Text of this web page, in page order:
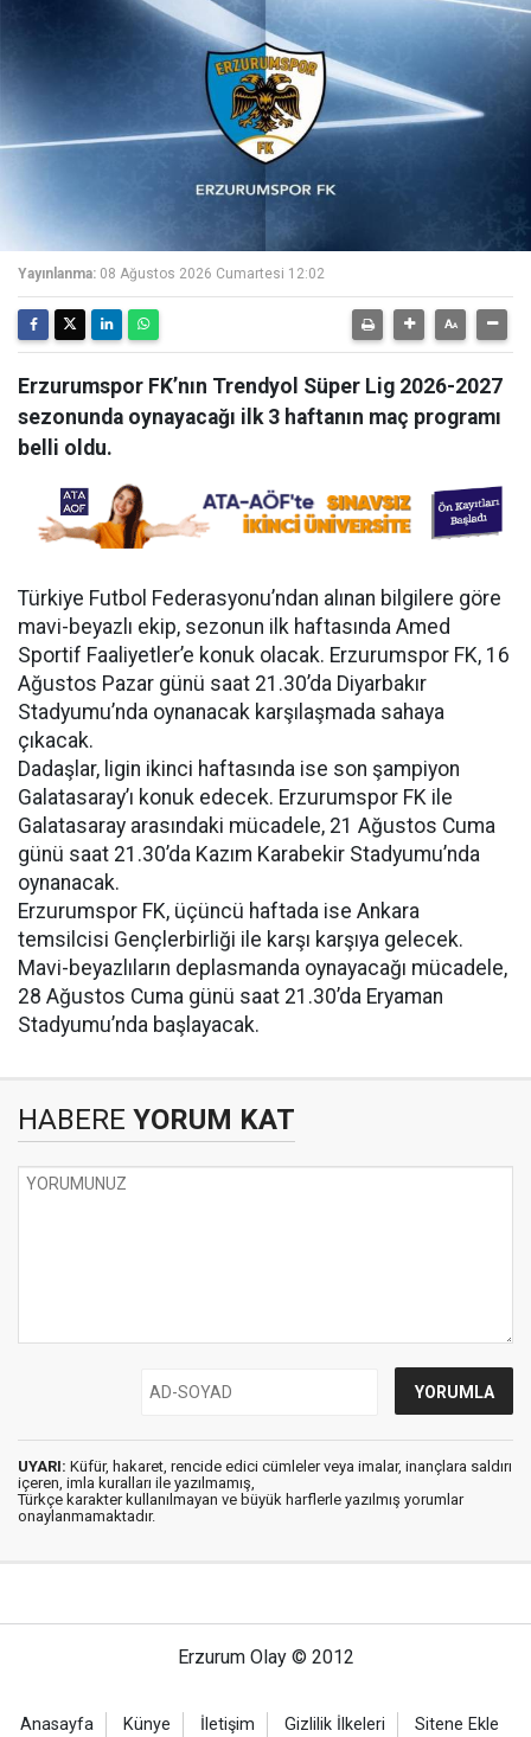
Yayınlanma: 08 Ağustos 2026 Cumartesi 12:02
Erzurumspor FK’nın Trendyol Süper Lig 2026-2027
sezonunda oynayacağı ilk 3 haftanın maç programı
belli oldu.
Türkiye Futbol Federasyonu’ndan alınan bilgilere göre
mavi-beyazlı ekip, sezonun ilk haftasında Amed
Sportif Faaliyetler’e konuk olacak. Erzurumspor FK, 16
Ağustos Pazar günü saat 21.30’da Diyarbakır
Stadyumu’nda oynanacak karşılaşmada sahaya
çıkacak.
Dadaşlar, ligin ikinci haftasında ise son şampiyon
Galatasaray’ı konuk edecek. Erzurumspor FK ile
Galatasaray arasındaki mücadele, 21 Ağustos Cuma
günü saat 21.30’da Kazım Karabekir Stadyumu’nda
oynanacak.
Erzurumspor FK, üçüncü haftada ise Ankara
temsilcisi Gençlerbirliği ile karşı karşıya gelecek.
Mavi-beyazlıların deplasmanda oynayacağı mücadele,
28 Ağustos Cuma günü saat 21.30’da Eryaman
Stadyumu’nda başlayacak.
HABERE YORUM KAT
UYARI: Küfür, hakaret, rencide edici cümleler veya imalar, inançlara saldırı
içeren, imla kuralları ile yazılmamış,
Türkçe karakter kullanılmayan ve büyük harflerle yazılmış yorumlar
onaylanmamaktadır.
Erzurum Olay © 2012
Anasayfa Künye İletişim Gizlilik İlkeleri Sitene Ekle